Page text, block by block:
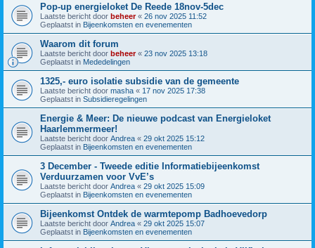
Pop-up energieloket De Reede 18nov-5dec
Laatste bericht door beheer« 26 nov 2025 11:52
Geplaatst in Bijeenkomsten en evenementen
Waarom dit forum
Laatste bericht door beheer« 23 nov 2025 13:18
Geplaatst in Mededelingen
1325,- euro isolatie subsidie van de gemeente
Laatste bericht door masha « 17 nov 2025 17:38
Geplaatst in Subsidieregelingen
Energie & Meer: De nieuwe podcast van Energieloket
Haarlemmermeer!
Laatste bericht door Andrea « 29 okt 2025 15:12
Geplaatst in Bijeenkomsten en evenementen
3 December - Tweede editie Informatiebijeenkomst
Verduurzamen voor VvE’s
Laatste bericht door Andrea « 29 okt 2025 15:09
Geplaatst in Bijeenkomsten en evenementen
Bijeenkomst Ontdek de warmtepomp Badhoevedorp
Laatste bericht door Andrea « 29 okt 2025 15:07
Geplaatst in Bijeenkomsten en evenementen